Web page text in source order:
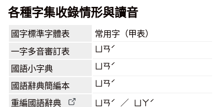
各種字集收錄情形與讀音
國字標準字體表 常用字（甲表）
一字多音審訂表 ㄩㄢˊ
國語小字典 ㄩㄢˊ
國語辭典簡編本 ㄩㄢˊ
重編國語辭典 ㄩㄢˊ ／ ㄩㄚˊ